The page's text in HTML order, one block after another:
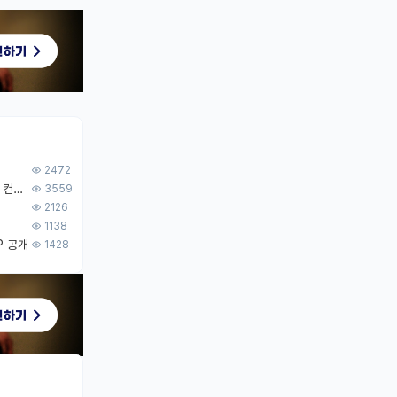
2472
[무료] 2026 미국 대학원 유학 스타터팩 - 가이드북 & 합격자 컨택메일 템플릿 3559
2126
1138
공개 1428